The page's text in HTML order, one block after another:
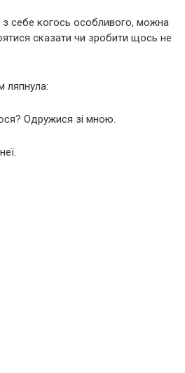
себе когось особливого, можна
сказати чи зробити щось не
ляпнула:
Одружися зі мною.